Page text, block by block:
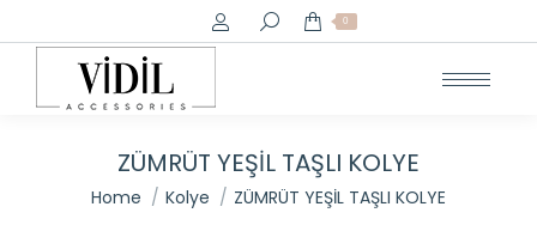
Search: 0
ZÜMRÜT YEŞİL TAŞLI KOLYE
You are here:
Home Kolye ZÜMRÜT YEŞİL TAŞLI KOLYE